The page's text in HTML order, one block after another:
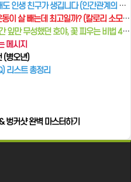
생 친구가 생깁니다 (인간관계의 비밀)
는데 최고일까? (칼로리 소모, 효과 전격 비교)
만 무성했던 호야, 꽃 피우는 비법 4가지)
메시지
(병오년)
리스트 총정리
벙커샷 완벽 마스터하기